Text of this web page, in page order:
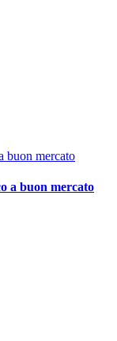
buon mercato
a buon mercato